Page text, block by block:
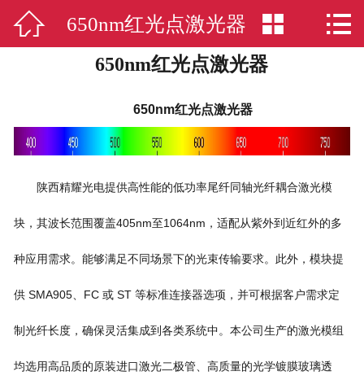
 网站首页
激光模组
新闻中心
关于我们
激光应用
荣誉资质
人才招聘
 650nm红光点激光器  
650nm红光点激光器
650nm红光点激光器
陕西精耀光电提供高性能的低功率尾纤同轴光纤耦合激光模
块，其波长范围覆盖405nm至1064nm，适配从紫外到近红外的多
种应用需求。能够满足不同场景下的光束传输要求。此外，模块提
供 SMA905、FC 或 ST 等标准连接器选项，并可根据客户需求定
制光纤长度，确保灵活集成到各类系统中。本公司生产的激光模组
均选用高品质的原装进口激光二极管、高质量的光学镀膜玻璃透